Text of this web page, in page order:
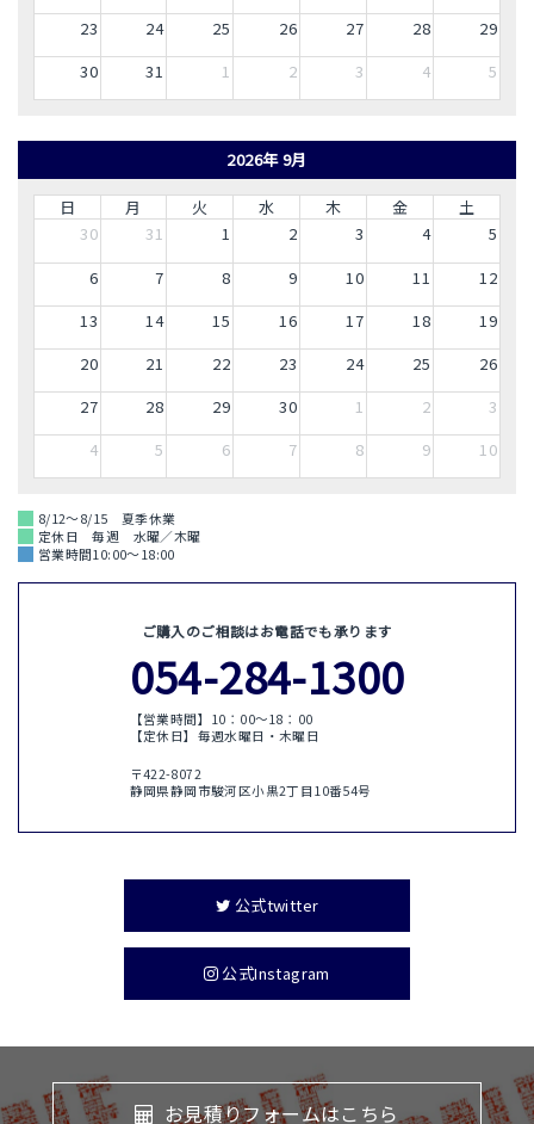
23
24 25 26 27 28
29
30
31 1 2 3 4 5
2026年 9月
日 月 火 水 木 金
土
30
31 1 2 3 4
5
6
7 8 9 10 11
12
13
14 15 16 17 18
19
20
21 22 23 24 25
26
27
28 29 30 1 2
3
4
5 6 7 8 9 10
8/12～8/15 夏季休業
定休日 毎週 水曜／木曜
営業時間10:00～18:00
ご購入のご相談はお電話でも承ります
054-284-1300
【営業時間】10：00〜18：00
【定休日】毎週水曜日・木曜日
〒422-8072
静岡県静岡市駿河区小黒2丁目10番54号
公式twitter
公式Instagram
お見積りフォームはこちら